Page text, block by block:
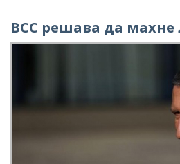
ВСС решава да махне